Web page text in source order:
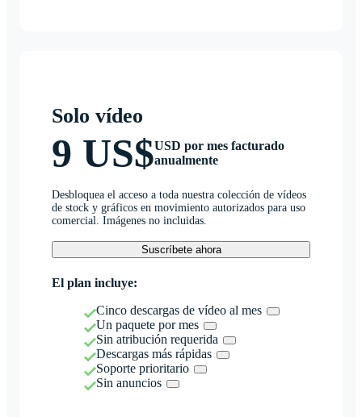
Solo vídeo
9 US$USD por mes facturado
anualmente
Desbloquea el acceso a toda nuestra colección de vídeos
de stock y gráficos en movimiento autorizados para uso
comercial. Imágenes no incluidas.
Suscríbete ahora
El plan incluye:
Cinco descargas de vídeo al mes
Un paquete por mes
Sin atribución requerida
Descargas más rápidas
Soporte prioritario
Sin anuncios